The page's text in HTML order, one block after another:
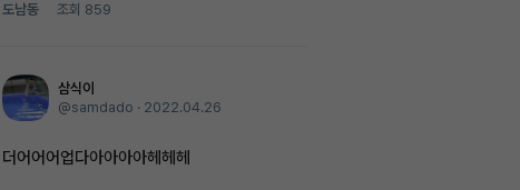
도남동 조회 859
삼식이
@samdado · 2022.04.26
더어어어업다아아아아헤헤헤